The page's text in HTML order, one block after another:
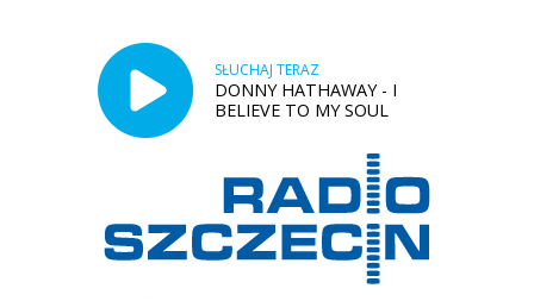
SŁUCHAJ TERAZ
DONNY HATHAWAY - I
BELIEVE TO MY SOUL